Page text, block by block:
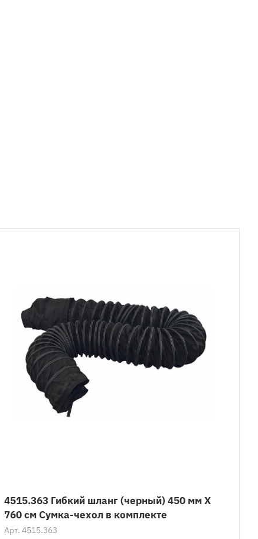
4515.363 Гибкий шланг (черный) 450 мм X
760 см Сумка-чехол в комплекте
Арт.4515.363